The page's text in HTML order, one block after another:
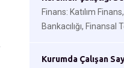
Finans: Katılım
Bankacılığı, Finansal
Kurumda Çalışan